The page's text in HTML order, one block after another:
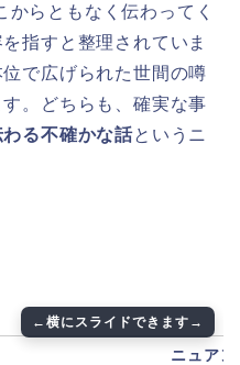
らともなく伝わってく
指すと整理されていま
で広げられた世間の噂
。どちらも、確実な事
わる不確かな話というニ
ニュアン